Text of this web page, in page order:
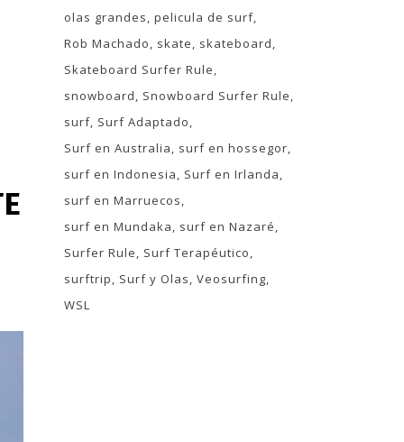
olas grandes pelicula de surf
Rob Machado
skate
skateboard
Skateboard Surfer Rule
snowboard
Snowboard Surfer Rule
surf Surf Adaptado
Surf en Australia
surf en hossegor
surf en Indonesia
Surf en Irlanda
surf en Marruecos
surf en Mundaka
surf en Nazaré
Surfer Rule
Surf Terapéutico
surftrip
Surf y Olas Veosurfing
WSL